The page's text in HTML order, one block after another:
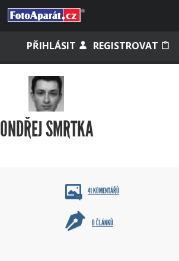
PŘIHLÁSIT REGISTROVAT
Zapamatovat
ONDŘEJ SMRTKA
41 KOMENTÁŘŮ
0 ČLÁNKŮ